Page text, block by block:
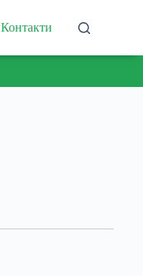
Контакти